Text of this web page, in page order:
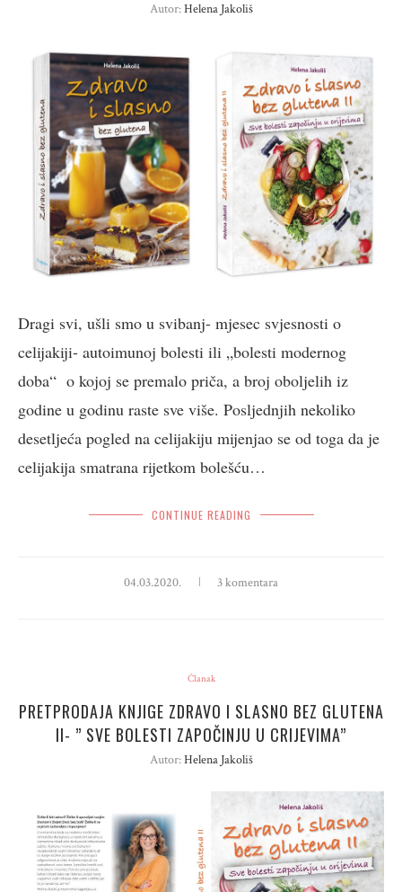
Autor:Helena Jakoliš
Dragi svi, ušli smo u svibanj- mjesec svjesnosti o
celijakiji- autoimunoj bolesti ili „bolesti modernog
doba“ o kojoj se premalo priča, a broj oboljelih iz
godine u godinu raste sve više. Posljednjih nekoliko
desetljeća pogled na celijakiju mijenjao se od toga da je
celijakija smatrana rijetkom bolešću…
CONTINUE READING
04.03.2020. 3 komentara
Članak
PRETPRODAJA KNJIGE ZDRAVO I SLASNO BEZ GLUTENA
II- ” SVE BOLESTI ZAPOČINJU U CRIJEVIMA”
Autor:Helena Jakoliš